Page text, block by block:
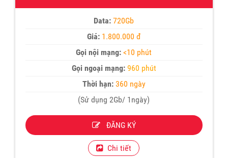
Data: 720Gb
Giá: 1.800.000 đ
Gọi nội mạng: <10 phút
Gọi ngoại mạng: 960 phút
Thời hạn:360 ngày
(Sử dụng 2Gb/ 1ngày)
ĐĂNG KÝ
Chi tiết